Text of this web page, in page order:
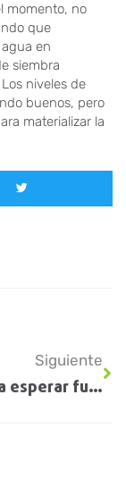
momento, no
que
en
siembra
niveles de
buenos, pero
materializar la
Siguiente
Sentarse a esperar fue mal negocio: Comenzó a subir fuerte el precio internacional de los fertilizantes fosfatados